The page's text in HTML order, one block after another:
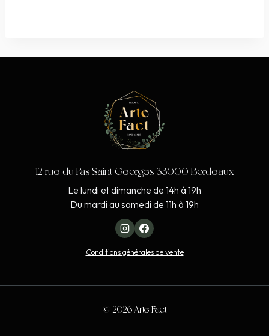
12 rue du Pas Saint Georges 33000 Bordeaux
Le lundi et dimanche de 14h à 19h
Du mardi au samedi de 11h à 19h
Conditions générales de vente
© 2026 Arte Fact